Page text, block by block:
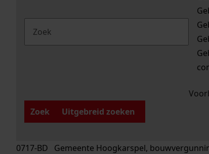
Zoek
Uitgebreid zoeken
0717-BD Gemeente Hoogkarspel,